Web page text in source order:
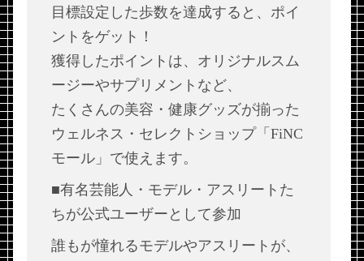
目標設定した歩数を達成すると、ポイ
ントをゲット！
獲得したポイントは、オリジナルスム
ージーやサプリメントなど、
たくさんの美容・健康グッズが揃った
ウェルネス・セレクトショップ「FiNC
モール」で使えます。
■有名芸能人・モデル・アスリートた
ちが公式ユーザーとして参加
誰もが憧れるモデルやアスリートが、